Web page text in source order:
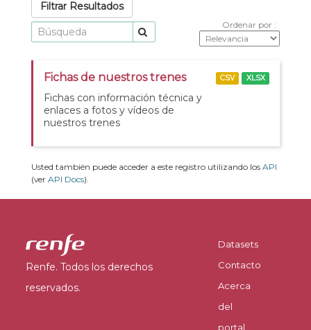
Filtrar Resultados
Ordenar por
Fichas de nuestros trenes
Fichas con información técnica y
enlaces a fotos y vídeos de
nuestros trenes
CSV XLSX
Usted también puede acceder a este registro utilizando los API
(ver API Docs).
Renfe. Todos los derechos
reservados.
Datasets
Contacto
Acerca
del
portal